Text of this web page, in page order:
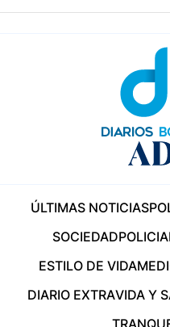
ÚLTIMAS NOTICIAS
SOCIEDAD
ESTILO DE VIDA
DIARIO EXTRAVIDA Y